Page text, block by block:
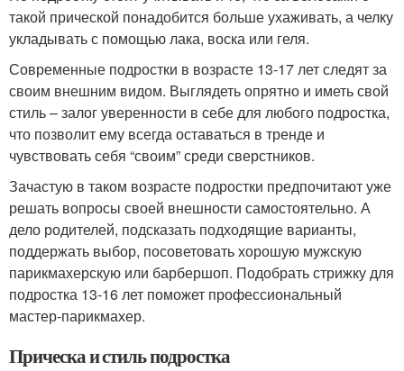
такой прической понадобится больше ухаживать, а челку
укладывать с помощью лака, воска или геля.
Современные подростки в возрасте 13-17 лет следят за
своим внешним видом. Выглядеть опрятно и иметь свой
стиль – залог уверенности в себе для любого подростка,
что позволит ему всегда оставаться в тренде и
чувствовать себя “своим” среди сверстников.
Зачастую в таком возрасте подростки предпочитают уже
решать вопросы своей внешности самостоятельно. А
дело родителей, подсказать подходящие варианты,
поддержать выбор, посоветовать хорошую мужскую
парикмахерскую или барбершоп. Подобрать стрижку для
подростка 13-16 лет поможет профессиональный
мастер-парикмахер.
Прическа и стиль подростка